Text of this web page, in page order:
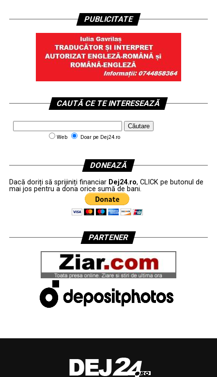
PUBLICITATE
CAUTĂ CE TE INTERESEAZĂ
Web Doar pe Dej24.ro
DONEAZĂ
Dacă doriți să sprijiniți financiar Dej24.ro, CLICK pe butonul de
mai jos pentru a dona orice sumă de bani.
PARTENER